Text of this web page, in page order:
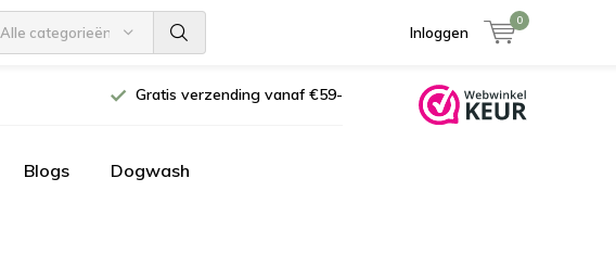
Alle categorieën Inloggen
0
Gratis verzending vanaf €59-
Blogs Dogwash